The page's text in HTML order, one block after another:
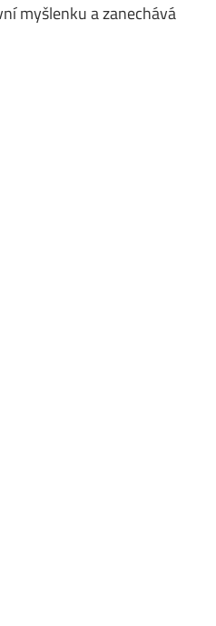
myšlenku a zanechává